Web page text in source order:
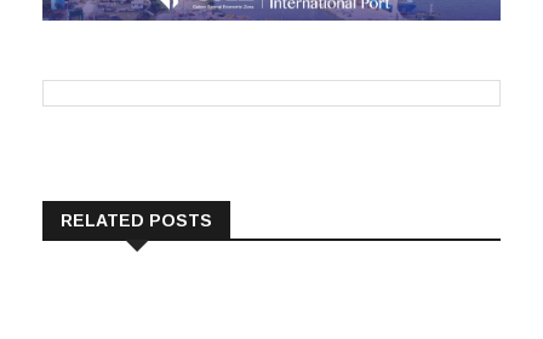
RELATED POSTS